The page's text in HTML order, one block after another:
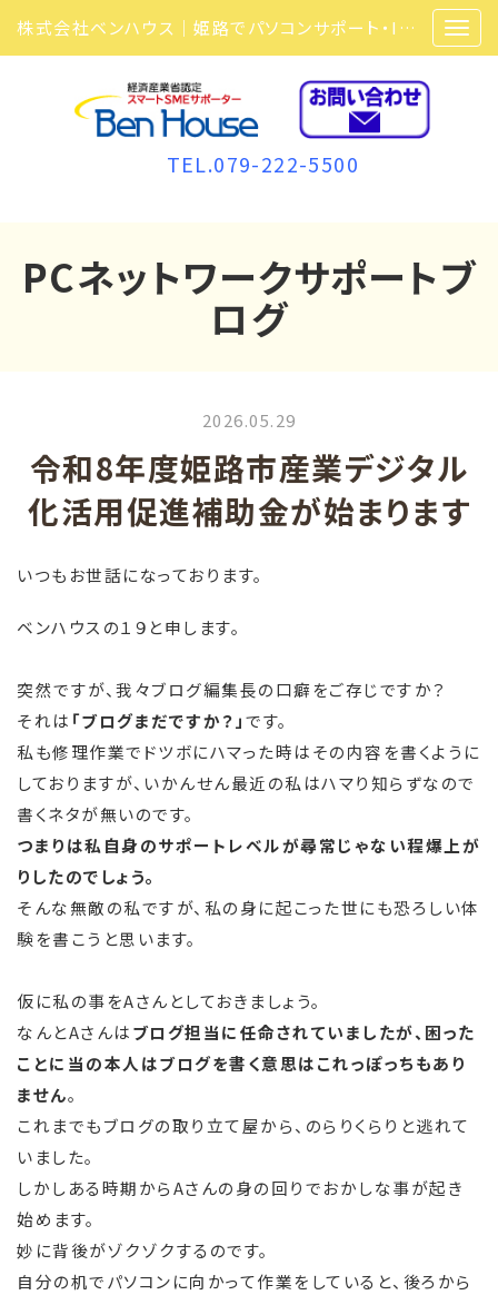
株式会社ベンハウス｜姫路でパソコンサポート・ITサポート・ITセキュリティ・複合機・ビジネスフォンなら弊社にお任せ
TEL.079-222-5500
PCネットワークサポートブ
ログ
2026.05.29
令和8年度姫路市産業デジタル
化活用促進補助金が始まります
いつもお世話になっております。
ベンハウスの１９と申します。
突然ですが、我々ブログ編集長の口癖をご存じですか？
それは 「ブログまだですか？」です。
私も修理作業でドツボにハマった時はその内容を書くように
しておりますが、いかんせん最近の私はハマり知らずなので
書くネタが無いのです。
つまりは私自身のサポートレベルが尋常じゃない程爆上が
りしたのでしょう。
そんな無敵の私ですが、私の身に起こった世にも恐ろしい体
験を書こうと思います。
仮に私の事をAさんとしておきましょう。
なんとAさんはブログ担当に任命されていましたが、困った
ことに当の本人はブログを書く意思はこれっぽっちもあり
ません。
これまでもブログの取り立て屋から、のらりくらりと逃れて
いました。
しかしある時期からAさんの身の回りでおかしな事が起き
始めます。
妙に背後がゾクゾクするのです。
自分の机でパソコンに向かって作業をしていると、後ろから